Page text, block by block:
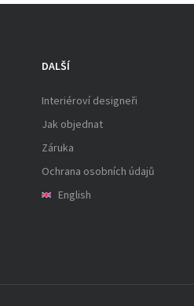
DALŠÍ
Interiéroví designeři
Jak objednat
Záruka
Ochrana osobních údajů
English